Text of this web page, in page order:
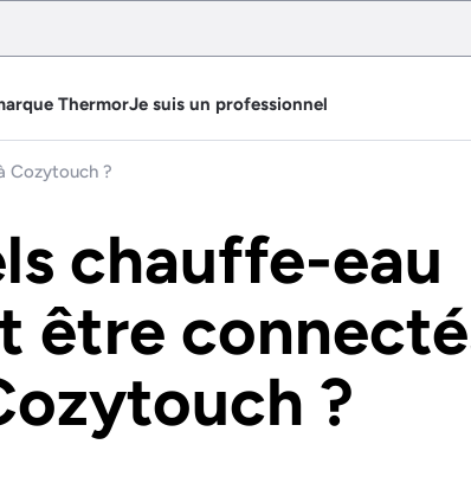
ThermorJe suis un professionnel
Cozytouch ?
chauffe-eau
être
?